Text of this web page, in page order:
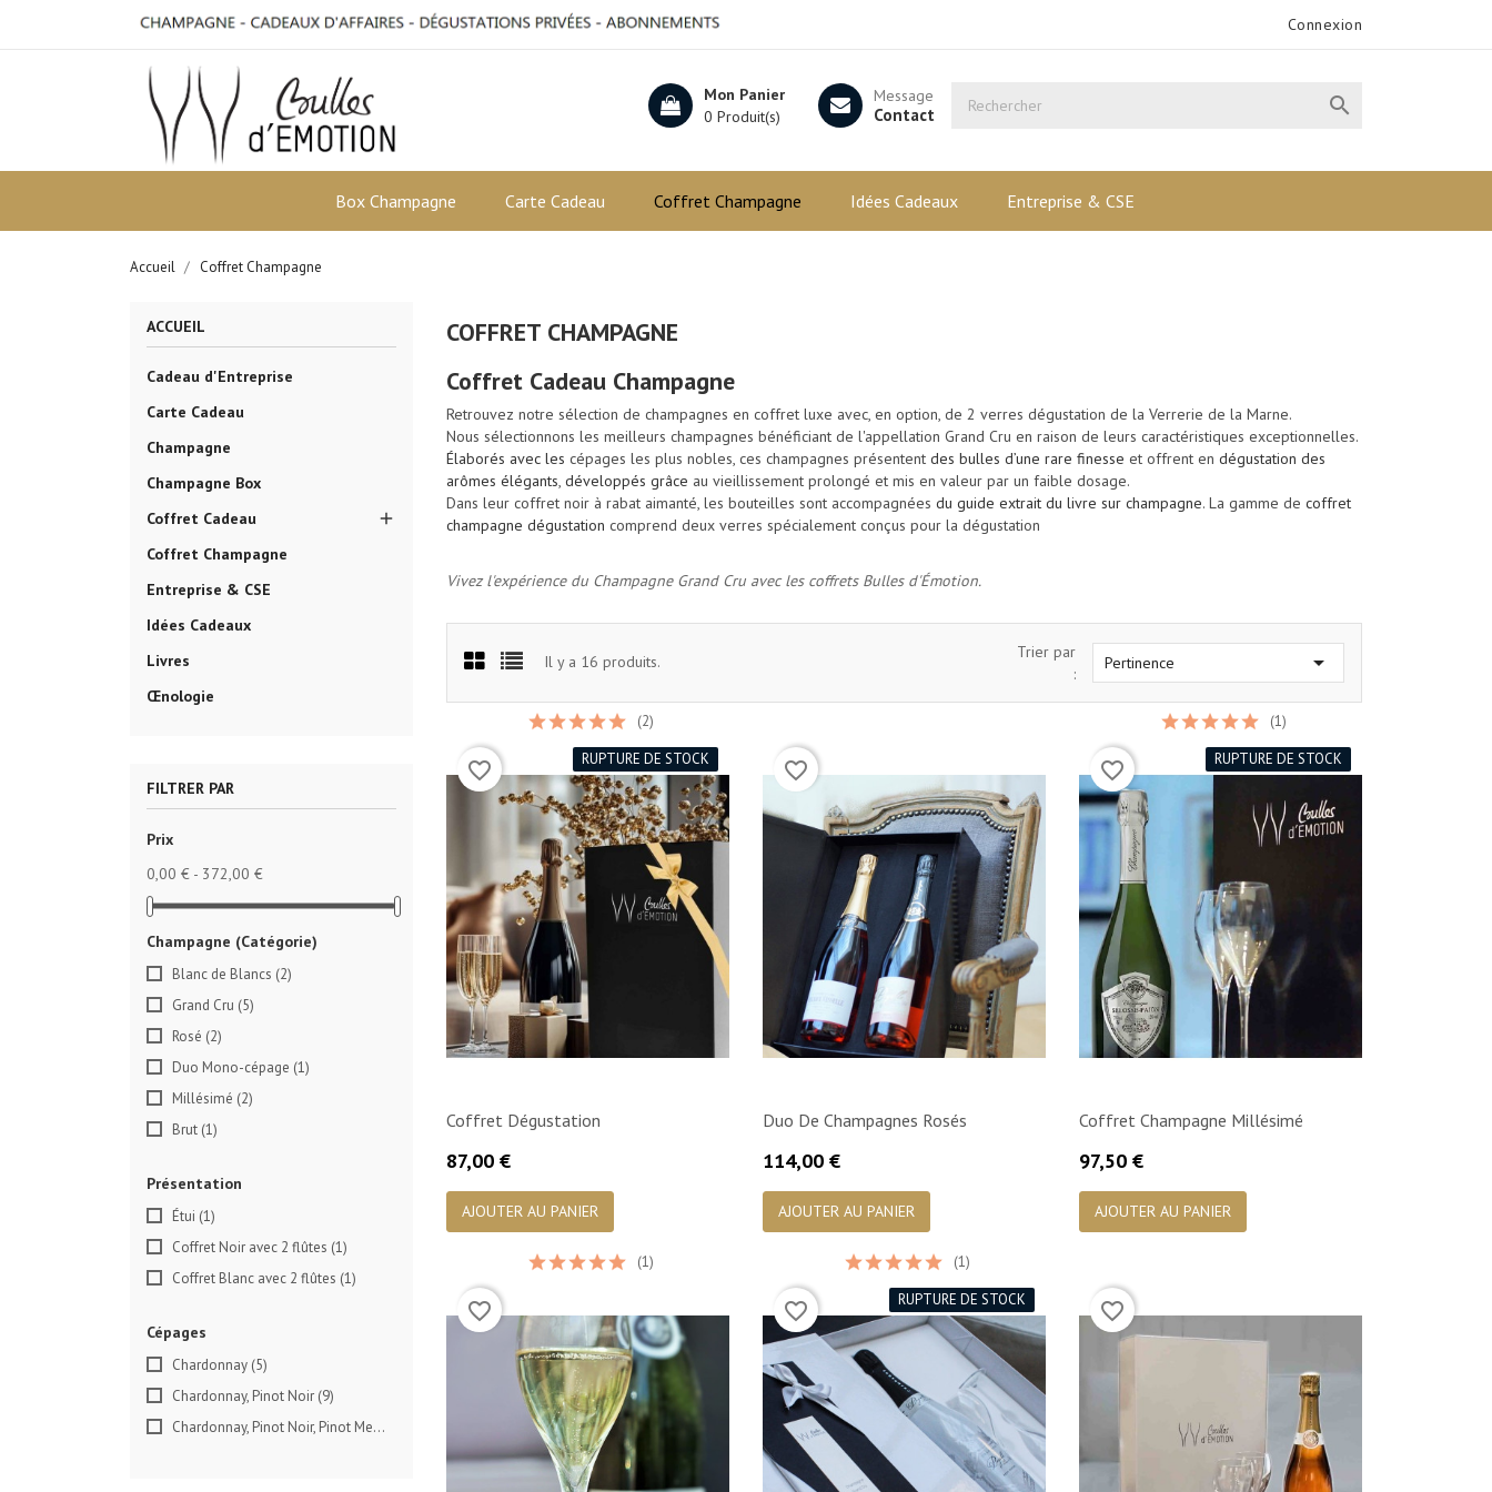
Connexion

Message
Contact
Mon Panier
0 Produit(s)
Box Champagne Carte Cadeau Coffret Champagne Idées Cadeaux Entreprise & CSE
Accueil Coffret Champagne
ACCUEIL
Cadeau d'Entreprise
Carte Cadeau
Champagne
Champagne Box
Coffret Cadeau

Coffret Champagne
Entreprise & CSE
Idées Cadeaux
Livres
Œnologie
FILTRER PAR
Prix
0,00 € - 372,00 €
Champagne (Catégorie)
Blanc de Blancs (2)
Grand Cru (5)
Rosé (2)
Duo Mono-cépage (1)
Millésimé (2)
Brut (1)
Présentation
Étui (1)
Coffret Noir avec 2 flûtes (1)
Coffret Blanc avec 2 flûtes (1)
Cépages
Chardonnay (5)
Chardonnay, Pinot Noir (9)
Chardonnay, Pinot Noir, Pinot Meunier
COFFRET CHAMPAGNE
Coffret Cadeau Champagne
Retrouvez notre sélection de champagnes en coffret luxe avec, en option, de 2 verres dégustation de la Verrerie de la Marne.
Nous sélectionnons les meilleurs champagnes bénéficiant de l'appellation Grand Cru en raison de leurs caractéristiques exceptionnelles.
Élaborés avec les cépages les plus nobles, ces champagnes présentent des bulles d’une rare finesse et offrent en dégustation des
arômes élégants, développés grâce au vieillissement prolongé et mis en valeur par un faible dosage.
Dans leur coffret noir à rabat aimanté, les bouteilles sont accompagnées du guide extrait du livre sur champagne. La gamme de coffret
champagne dégustation comprend deux verres spécialement conçus pour la dégustation
Vivez l'expérience du Champagne Grand Cru avec les coffrets Bulles d'Émotion.
Il y a 16 produits.
Trier par
:
Pertinence 
RUPTURE DE STOCK
Coffret Dégustation
Prix
87,00 €
AJOUTER AU PANIER
(2)
favorite_border

Duo De Champagnes Rosés
Prix
114,00 €
AJOUTER AU PANIER
favorite_border RUPTURE DE STOCK
Coffret Champagne Millésimé
Prix
97,50 €
AJOUTER AU PANIER
(1)
favorite_border
(1)
favorite_border RUPTURE DE STOCK
(1)
favorite_border favorite_border